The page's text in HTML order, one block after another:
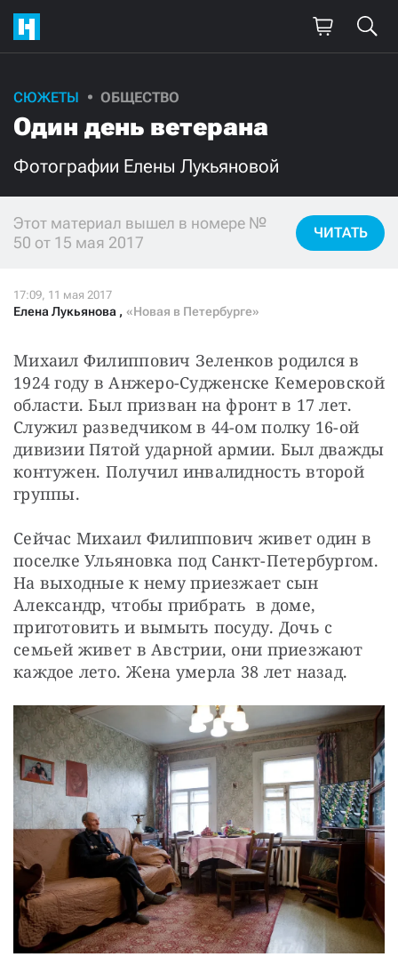
СЮЖЕТЫ ОБЩЕСТВО
Один день ветерана
Фотографии Елены Лукьяновой
Этот материал вышел в номере №
50 от 15 мая 2017
ЧИТАТЬ
Елена Лукьянова , «Новая в Петербурге»
Михаил Филиппович Зеленков родился в
1924 году в Анжеро-Судженске Кемеровской
области. Был призван на фронт в 17 лет.
Служил разведчиком в 44-ом полку 16-ой
дивизии Пятой ударной армии. Был дважды
контужен. Получил инвалидность второй
группы.
Сейчас Михаил Филиппович живет один в
поселке Ульяновка под Санкт-Петербургом.
На выходные к нему приезжает сын
Александр, чтобы прибрать  в доме,
приготовить и вымыть посуду. Дочь с
семьей живет в Австрии, они приезжают
каждое лето. Жена умерла 38 лет назад.
Поддержите
нашу работу!
Ежемесячно Разово
3000 1000
Нажимая кнопку «Стать соучастником»,
я принимаю условия и подтверждаю свое гражданство РФ
СТАТЬ СОУЧАСТНИКОМ
ПОДЕЛИТЬСЯ С ДРУЗЬЯМИ
Если у вас есть вопросы, пишите donate@novayagazeta.ruили
звоните:
+7 (929) 612-03-68